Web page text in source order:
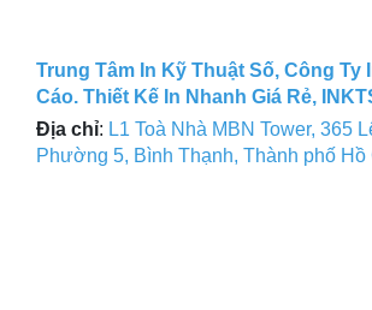
Trung Tâm In Kỹ Thuật Số, Công Ty
Cáo. Thiết Kế In Nhanh Giá Rẻ,
Địa chỉ: L1 Toà Nhà MBN Tower, 365
Phường 5, Bình Thạnh, Thành phố Hồ